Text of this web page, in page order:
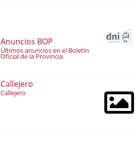
Anuncios BOP
Últimos anuncios en el Boletín
Oficial de la Provincia
Callejero
Callejero